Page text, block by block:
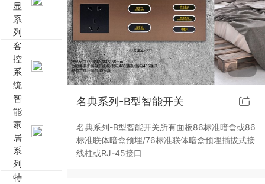
怡典系列智能开关
智典系列智能开关
靓典系列智能开关
君典系列智能开关
非标定制门显
客控系统方案2
客控系统方案3
客控系统方案4
电动窗帘
无线开关插座
特色产品
壁龛式插卡取电
显
系
列
客
控
系
统
智
能
家
居
系
列
特
名典系列-B型智能开关
名典系列-B型智能开关所有面板86标准暗盒或86
标准联体暗盒预埋/76标准联体暗盒预埋插拔式接
线柱或RJ-45接口